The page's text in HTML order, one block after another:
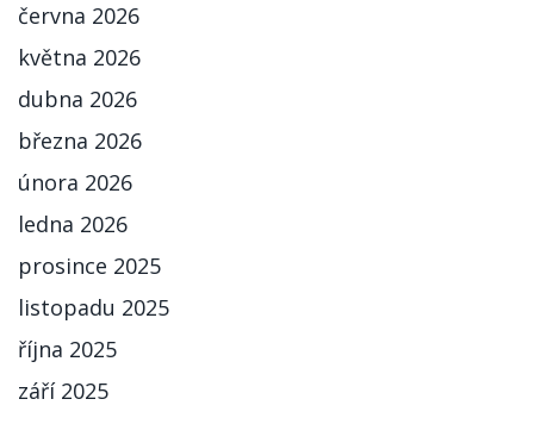
června 2026
května 2026
dubna 2026
března 2026
února 2026
ledna 2026
prosince 2025
listopadu 2025
října 2025
září 2025